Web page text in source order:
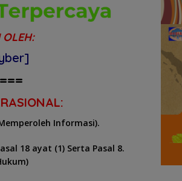
Informasi).
18 ayat (1) Serta Pasal 8.